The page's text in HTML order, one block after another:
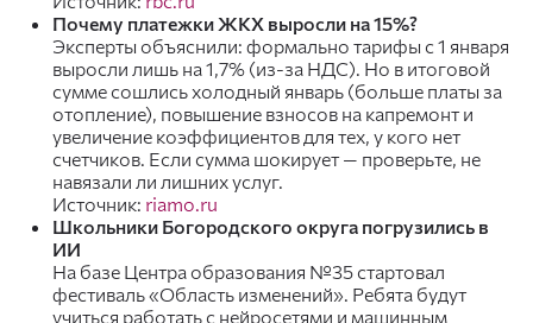
Почему платежки ЖКХ выросли на 15%?
Эксперты объяснили: формально тарифы с 1 января
выросли лишь на 1,7% (из-за НДС). Но в итоговой
сумме сошлись холодный январь (больше платы за
отопление), повышение взносов на капремонт и
увеличение коэффициентов для тех, у кого нет
счетчиков. Если сумма шокирует — проверьте, не
навязали ли лишних услуг.
Источник: riamo.ru
Школьники Богородского округа погрузились в
ИИ
На базе Центра образования №35 стартовал
фестиваль «Область изменений». Ребята будут
учиться работать с нейросетями и машинным